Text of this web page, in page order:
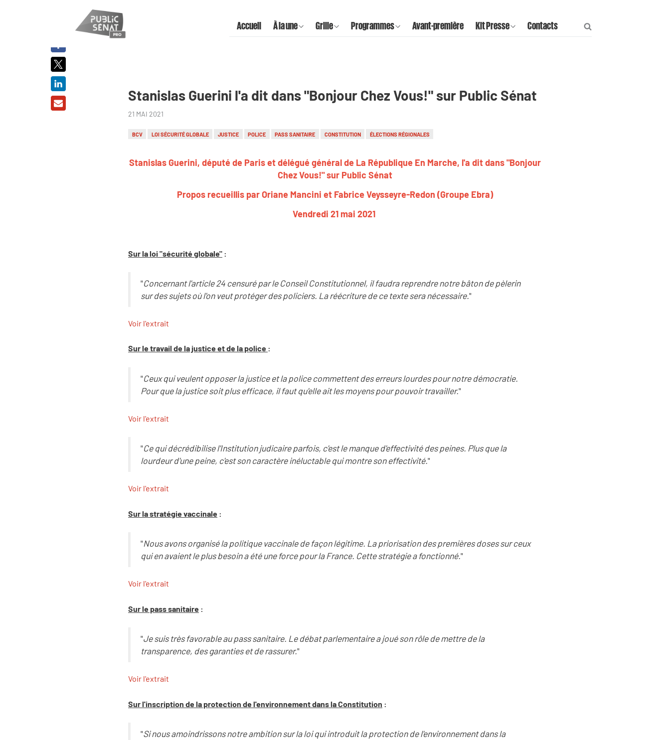
Accueil À la une Grille Programmes Avant-première Kit Presse Contacts
Stanislas Guerini l'a dit dans "Bonjour Chez Vous!" sur Public Sénat
21 MAI 2021
BCV LOI SÉCURITÉ GLOBALE JUSTICE POLICE PASS SANITAIRE CONSTITUTION ÉLECTIONS RÉGIONALES
Stanislas Guerini, député de Paris et délégué général de La République En Marche, l'a dit dans "Bonjour
Chez Vous!" sur Public Sénat
Propos recueillis par Oriane Mancini et Fabrice Veysseyre-Redon (Groupe Ebra)
Vendredi 21 mai 2021
Sur la loi "sécurité globale" :
"Concernant l'article 24 censuré par le Conseil Constitutionnel, il faudra reprendre notre bâton de pèlerin
sur des sujets où l'on veut protéger des policiers. La réécriture de ce texte sera nécessaire."
Voir l'extrait
Sur le travail de la justice et de la police :
"Ceux qui veulent opposer la justice et la police commettent des erreurs lourdes pour notre démocratie.
Pour que la justice soit plus efficace, il faut qu'elle ait les moyens pour pouvoir travailler."
Voir l'extrait
"Ce qui décrédibilise l'Institution judicaire parfois, c'est le manque d'effectivité des peines. Plus que la
lourdeur d'une peine, c'est son caractère inéluctable qui montre son effectivité."
Voir l'extrait
Sur la stratégie vaccinale :
"Nous avons organisé la politique vaccinale de façon légitime. La priorisation des premières doses sur ceux
qui en avaient le plus besoin a été une force pour la France. Cette stratégie a fonctionné."
Voir l'extrait
Sur le pass sanitaire :
"Je suis très favorable au pass sanitaire. Le débat parlementaire a joué son rôle de mettre de la
transparence, des garanties et de rassurer."
Voir l'extrait
Sur l'inscription de la protection de l'environnement dans la Constitution :
"Si nous amoindrissons notre ambition sur la loi qui introduit la protection de l'environnement dans la